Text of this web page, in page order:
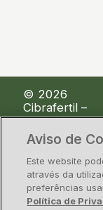
© 2026
Cibrafertil –
Companhia
Brasileira de
Fertilizantes
Política de
Aviso de
Este website
através da
preferências
Política de